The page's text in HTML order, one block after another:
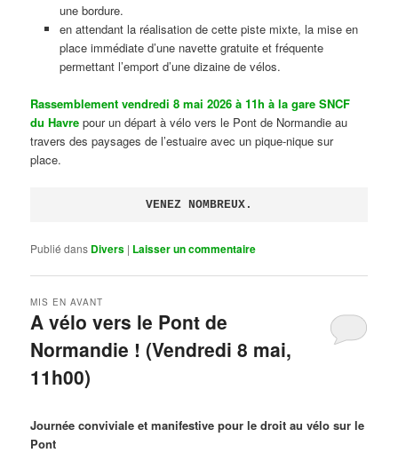
une bordure.
en attendant la réalisation de cette piste mixte, la mise en
place immédiate d’une navette gratuite et fréquente
permettant l’emport d’une dizaine de vélos.
Rassemblement vendredi 8 mai 2026 à 11h à la gare SNCF
du Havre pour un départ à vélo vers le Pont de Normandie au
travers des paysages de l’estuaire avec un pique-nique sur
place.
VENEZ NOMBREUX.
Publié dans Divers | Laisser un commentaire
A vélo vers le Pont de
Normandie ! (Vendredi 8 mai,
11h00)
MIS EN AVANT
Journée conviviale et manifestive pour le droit au vélo sur le
Pont